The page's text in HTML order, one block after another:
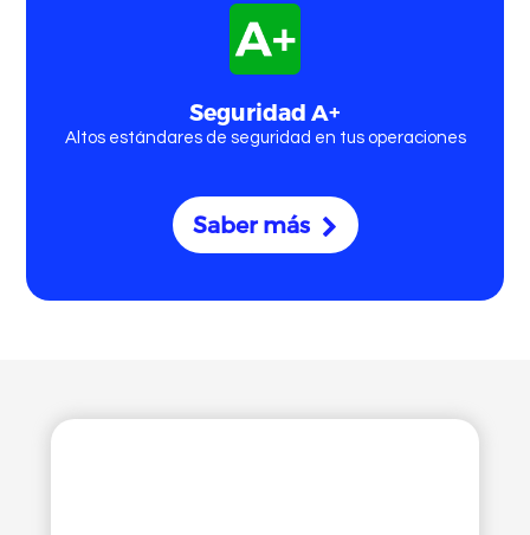
Comprar Ethereum
Seguridad A+
Altos estándares de seguridad en tus operaciones
Saber más